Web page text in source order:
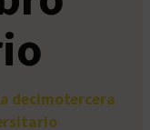
decimotercera